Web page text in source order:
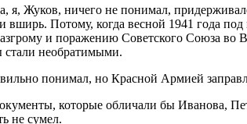
я, Жуков, ничего не понимал,
вширь. Потому, когда весной 1941 года
и поражению Советского Союза во
стали необратимыми.
понимал, но Красной Армией
которые обличали бы Иванова,
не сумел.